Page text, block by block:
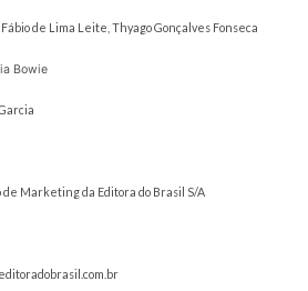
de Lima Leite, Thyago Gonçalves Fonseca
Bowie
Marketing da Editora do Brasil S/A